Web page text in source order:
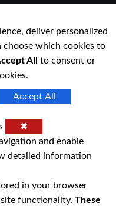
deliver personalized
choose which cookies to
All
to consent or
Accept All
✖
and enable
detailed information
in your browser
site functionality. These